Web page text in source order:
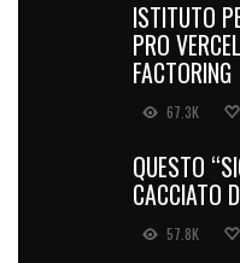
ISTITUTO
PRO
FACTORING
67.3K
QUESTO
CACCIATO
57.8K